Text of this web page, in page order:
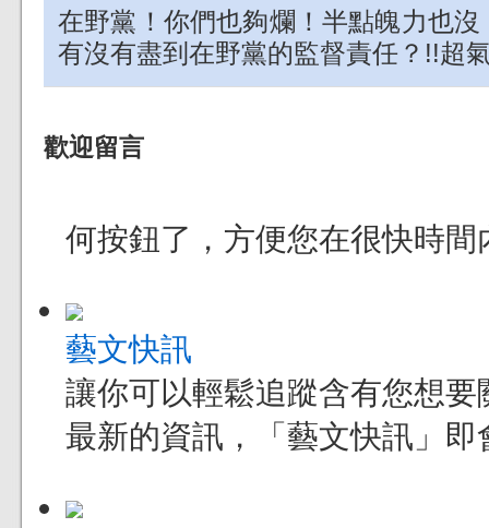
在野黨！你們也夠爛！半點魄力也
有沒有盡到在野黨的監督責任？!!超
歡迎留言
何按鈕了，方便您在很快時
藝文快訊
讓你可以輕鬆追蹤含有您想
最新的資訊，「藝文快訊」即